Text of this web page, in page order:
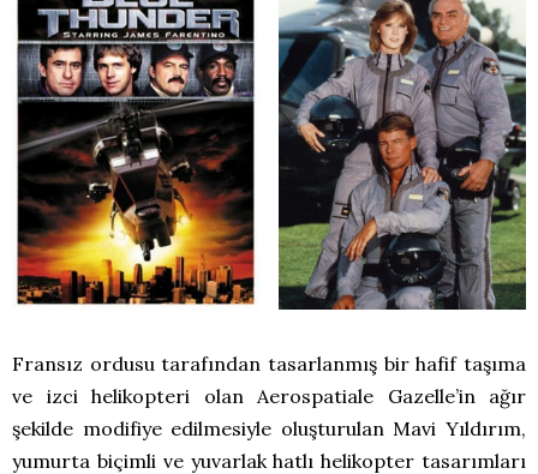
Fransız ordusu tarafından tasarlanmış bir hafif taşıma
ve izci helikopteri olan Aerospatiale Gazelle’in ağır
şekilde modifiye edilmesiyle oluşturulan Mavi Yıldırım,
yumurta biçimli ve yuvarlak hatlı helikopter tasarımları